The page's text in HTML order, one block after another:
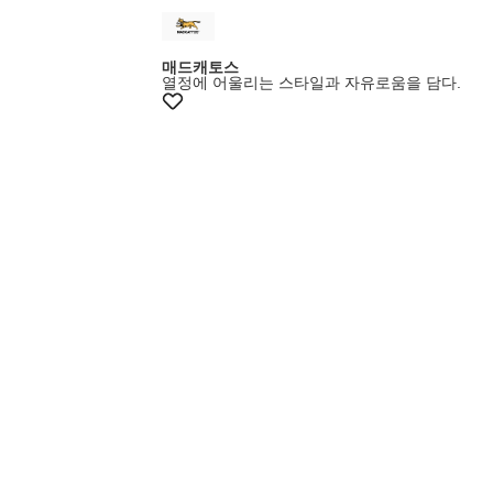
매드캐토스
열정에 어울리는 스타일과 자유로움을 담다.